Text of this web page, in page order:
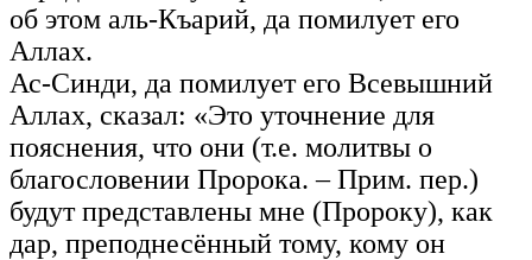
об этом аль-Къарий, да помилует его
Аллах.
Ас-Синди, да помилует его Всевышний
Аллах, сказал: «Это уточнение для
пояснения, что они (т.е. молитвы о
благословении Пророка. – Прим. пер.)
будут представлены мне (Пророку), как
дар, преподнесённый тому, кому он